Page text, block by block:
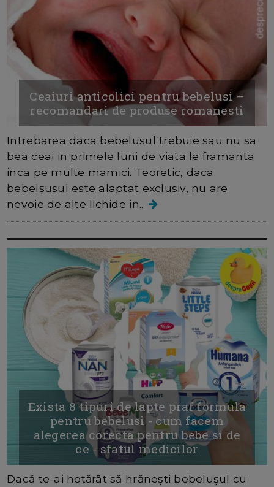
Ceaiuri anticolici pentru bebelusi –
recomandari de produse romanesti
Intrebarea daca bebelusul trebuie sau nu sa
bea ceai in primele luni de viata le framanta
inca pe multe mamici. Teoretic, daca
bebelşusul este alaptat exclusiv, nu are
nevoie de alte lichide in...
Exista 8 tipuri de lapte praf formula
pentru bebelusi - cum facem
alegerea corecta pentru bebe si de
ce - sfatul medicilor
Dacă te-ai hotărât să hrănești bebelușul cu